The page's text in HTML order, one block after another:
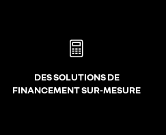
DES SOLUTIONS DE
FINANCEMENT SUR-MESURE